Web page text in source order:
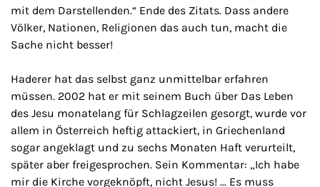
mit dem Darstellenden.“ Ende des Zitats. Dass andere
Völker, Nationen, Religionen das auch tun, macht die
Sache nicht besser!
Haderer hat das selbst ganz unmittelbar erfahren
müssen. 2002 hat er mit seinem Buch über Das Leben
des Jesu monatelang für Schlagzeilen gesorgt, wurde vor
allem in Österreich heftig attackiert, in Griechenland
sogar angeklagt und zu sechs Monaten Haft verurteilt,
später aber freigesprochen. Sein Kommentar: „Ich habe
mir die Kirche vorgeknöpft, nicht Jesus! ... Es muss